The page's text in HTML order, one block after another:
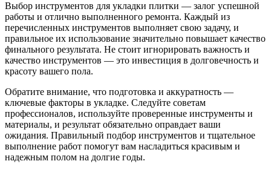
Выбор инструментов для укладки плитки — залог успешной
работы и отлично выполненного ремонта. Каждый из
перечисленных инструментов выполняет свою задачу, и
правильное их использование значительно повышает качество
финального результата. Не стоит игнорировать важность и
качество инструментов — это инвестиция в долговечность и
красоту вашего пола.
Обратите внимание, что подготовка и аккуратность —
ключевые факторы в укладке. Следуйте советам
профессионалов, используйте проверенные инструменты и
материалы, и результат обязательно оправдает ваши
ожидания. Правильный подбор инструментов и тщательное
выполнение работ помогут вам насладиться красивым и
надежным полом на долгие годы.